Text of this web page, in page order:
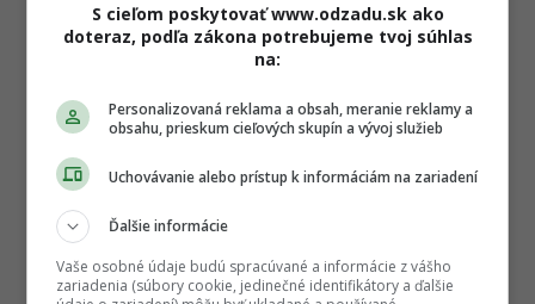
S cieľom poskytovať www.odzadu.sk ako
doteraz, podľa zákona potrebujeme tvoj súhlas
na:
Personalizovaná reklama a obsah, meranie reklamy a
obsahu, prieskum cieľových skupín a vývoj služieb
Uchovávanie alebo prístup k informáciám na zariadení
Ďalšie informácie
Vaše osobné údaje budú spracúvané a informácie z vášho
zariadenia (súbory cookie, jedinečné identifikátory a ďalšie